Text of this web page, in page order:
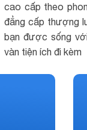
cao cấp theo
đẳng cấp thượng
bạn được sống
vàn tiện ích đi kèm